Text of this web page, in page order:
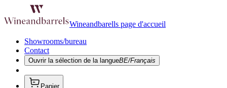
Wineandbarells page d'accueil
Showrooms/bureau
Contact
Ouvrir la sélection de la langueBE/Français
Panier